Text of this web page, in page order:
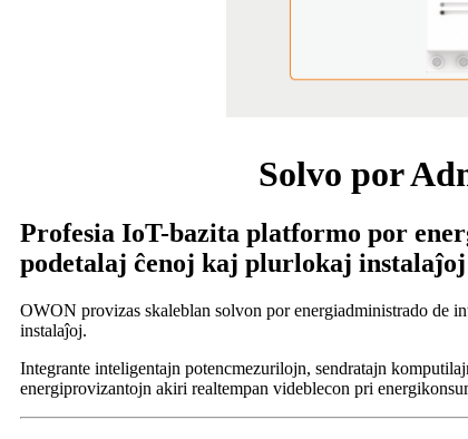
Solvo por
Profesia IoT-bazita platformo por
podetalaj ĉenoj kaj plurlokaj instalaĵoj
OWON provizas skaleblan solvon por energiadministrado de
instalaĵoj.
Integrante inteligentajn potencmezurilojn, sendratajn
energiprovizantojn akiri realtempan videblecon pri